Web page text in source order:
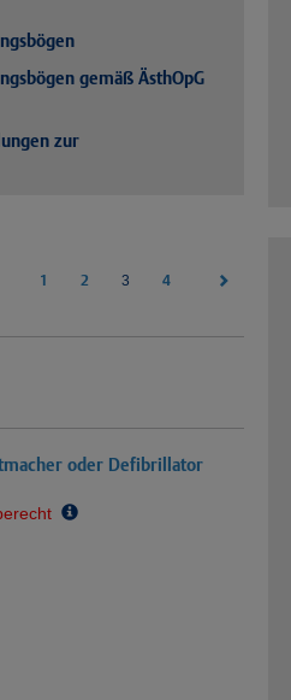
gemäß ÄsthOpG
zur
1 2 3(current)
4
oder Defibrillator